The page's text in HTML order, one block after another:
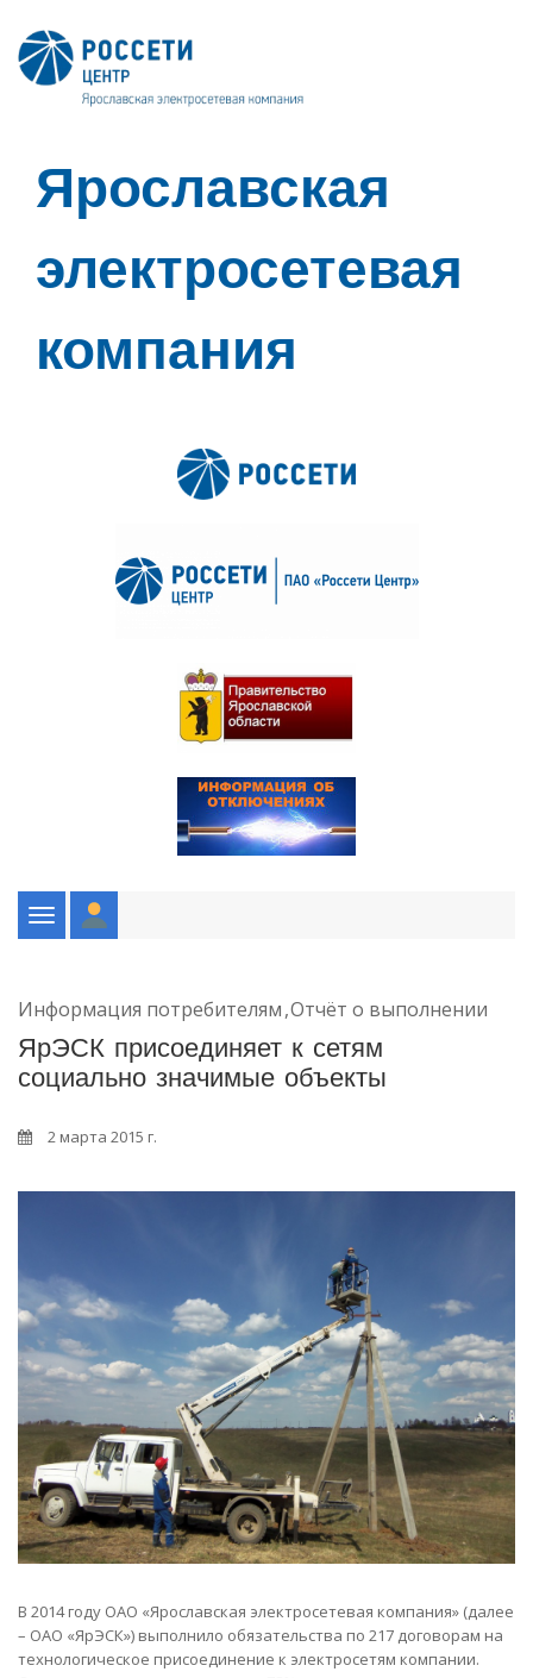
Ярославская
электросетевая
компания
Toggle
Информация потребителям Отчёт о выполнении
ЯрЭСК присоединяет к сетям
социально значимые объекты
2 марта 2015 г.
В 2014 году ОАО «Ярославская электросетевая компания» (далее
– ОАО «ЯрЭСК») выполнило обязательства по 217 договорам на
технологическое присоединение к электросетям компании.